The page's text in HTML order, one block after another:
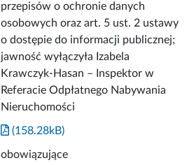
przepisów o ochronie danych
osobowych oraz art. 5 ust. 2 ustawy
o dostępie do informacji publicznej;
jawność wyłączyła Izabela
Krawczyk-Hasan – Inspektor w
Referacie Odpłatnego Nabywania
Nieruchomości
(158.28kB)
obowiązujące